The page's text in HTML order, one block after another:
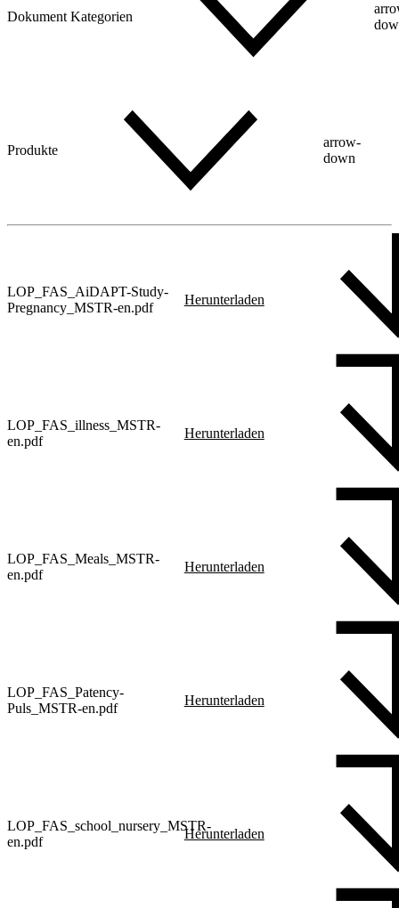
Dokument Kategorien
Produkte
arrow-
down
LOP_FAS_AiDAPT-Study-
Pregnancy_MSTR-en.pdf
Herunterladen
LOP_FAS_illness_MSTR-
en.pdf
Herunterladen
LOP_FAS_Meals_MSTR-
en.pdf
Herunterladen
LOP_FAS_Patency-
Puls_MSTR-en.pdf
Herunterladen
LOP_FAS_school_nursery_MSTR-
en.pdf
Herunterladen